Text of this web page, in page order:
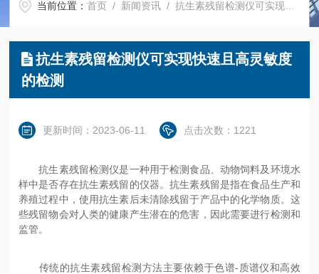
当前位置：首页 / 新闻资讯 / 抗生素残留检测仪可实现快速且高灵敏度的检测
抗生素残留检测仪可实现快速且高灵敏度
的检测
更新时间：2023-06-11 点击次数：1221
抗生素残留检测仪是一种用于检测食品、动物饲料及环境水
样中是否存在抗生素残留的仪器。抗生素残留是指在食品生产和
养殖过程中，使用抗生素后未清除残留于产品中的化学物质。这
些残留物会对人类的健康产生潜在的危害，因此需要进行检测和
监管。
传统的抗生素残留检测方法主要依赖于色谱-质谱仪和高效